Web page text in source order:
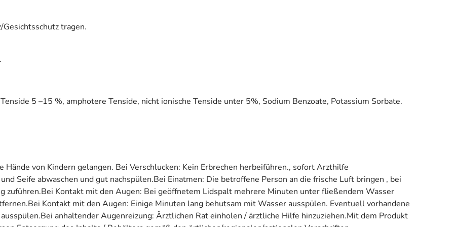
tragen.
5 –15 %, amphotere Tenside, nicht ionische Tenside unter 5%, Sodium Benzoate, Potassium Sorbate.
von Kindern gelangen. Bei Verschlucken: Kein Erbrechen herbeiführen., sofort Arzthilfe
Seife abwaschen und gut nachspülen.Bei Einatmen: Die betroffene Person an die frische Luft bringen , bei
zuführen.Bei Kontakt mit den Augen: Bei geöffnetem Lidspalt mehrere Minuten unter fließendem Wasser
Kontakt mit den Augen: Einige Minuten lang behutsam mit Wasser ausspülen. Eventuell vorhandene
anhaltender Augenreizung: Ärztlichen Rat einholen / ärztliche Hilfe hinzuziehen.Mit dem Produkt